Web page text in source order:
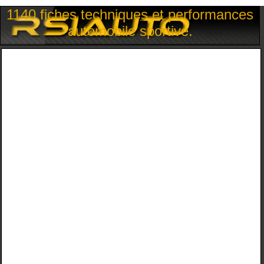
1140 fiches techniques et performances
automobile sportive.